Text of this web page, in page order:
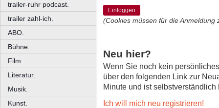
trailer-ruhr podcast.
trailer zahl-ich.
ABO.
Bühne.
Film.
Literatur.
Musik.
Kunst.
Einloggen
(Cookies müssen für die Anmeldung
Neu hier?
Wenn Sie noch kein
über den folgenden Link zur
Minute und ist selbstverständlich
Ich will mich neu registrieren!